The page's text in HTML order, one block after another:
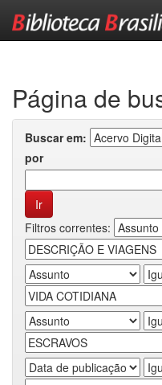
Página de
Buscar em:
por
Filtros correntes: